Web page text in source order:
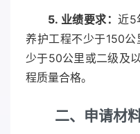
5. 业绩要求： 近5
养护工程不少于150
少于50公里或二级及
程质量合格。
二、申请材